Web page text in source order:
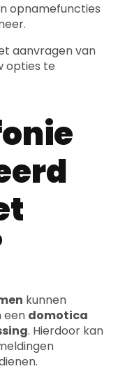
opnamefuncties
aanvragen van
opties te
kunnen
een domotica
. Hierdoor kan